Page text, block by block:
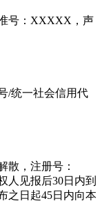
号：XXXXX，声
/统一社会信用代
散，注册号：
见报后30日内到
之日起45日内向本